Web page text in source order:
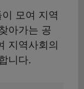
모여 지역
아가는 공
지역사회의
니다.